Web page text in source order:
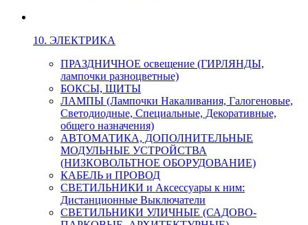
10. ЭЛЕКТРИКА
ПРАЗДНИЧНОЕ освещение (ГИРЛЯНДЫ,
лампочки разноцветные)
БОКСЫ, ЩИТЫ
ЛАМПЫ (Лампочки Накаливания, Галогеновые,
Светодиодные, Специальные, Декоративные,
общего назначения)
АВТОМАТИКА, ДОПОЛНИТЕЛЬНЫЕ
МОДУЛЬНЫЕ УСТРОЙСТВА
(НИЗКОВОЛЬТНОЕ ОБОРУДОВАНИЕ)
КАБЕЛЬ и ПРОВОД
СВЕТИЛЬНИКИ и Аксессуары к ним:
Дистанционные Выключатели
СВЕТИЛЬНИКИ УЛИЧНЫЕ (САДОВО-